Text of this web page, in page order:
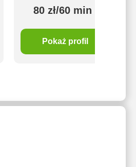
80 zł/60 min
Pokaż profil